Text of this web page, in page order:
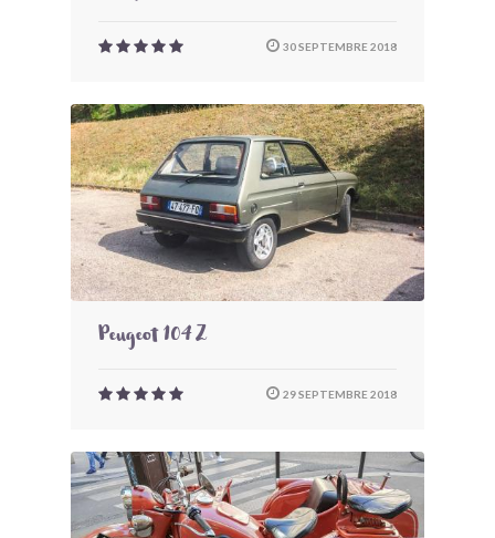
30 SEPTEMBRE 2018
Peugeot 104 Z
29 SEPTEMBRE 2018